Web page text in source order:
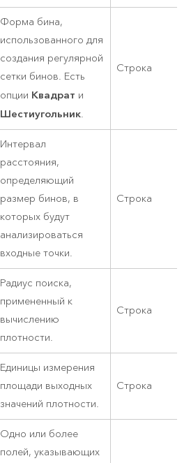
Форма бина,
использованного для
создания регулярной
сетки бинов. Есть
опции Квадрат и
Шестиугольник.
Строка
Интервал
расстояния,
определяющий
размер бинов, в
которых будут
анализироваться
входные точки.
Строка
Радиус поиска,
примененный к
вычислению
плотности.
Строка
Единицы измерения
площади выходных
значений плотности.
Строка
Одно или более
полей, указывающих